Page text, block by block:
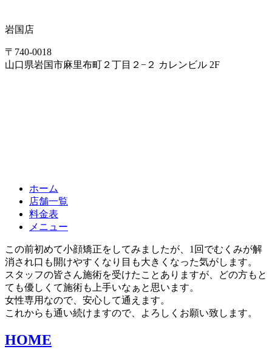
岩国店
〒740-0018
山口県岩国市麻里布町２丁目２−２ カレンビル 2F
ホーム
店舗一覧
料金表
メニュー
この前初めて小顔矯正をしてみましたが、1回でむくみが解
消され口も開けやすくなり目も大きくなった気がします。
スタッフの皆さん施術を受けたことありますが、どの方もと
ても優しくて施術も上手いなぁと思います。
女性専用なので、安心して通えます。
これからも通い続けますので、よろしくお願い致します。
HOME